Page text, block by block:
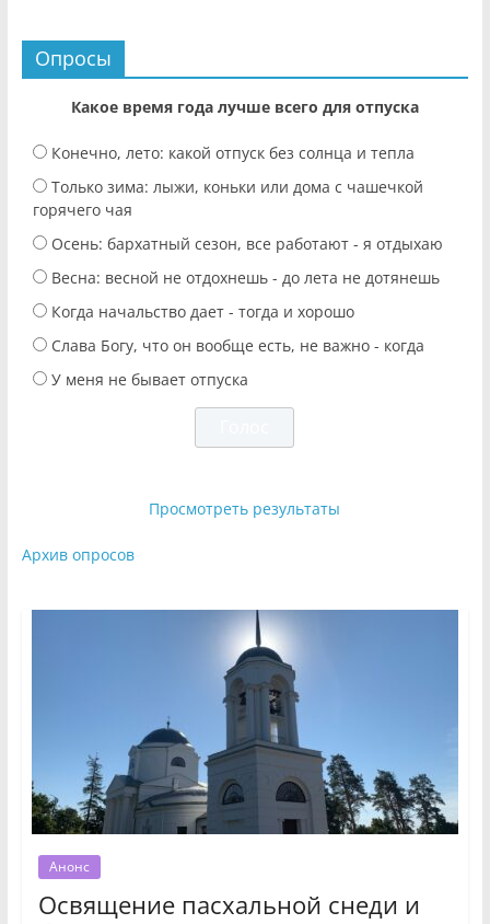
Опросы
Какое время года лучше всего для отпуска
Конечно, лето: какой отпуск без солнца и тепла
Только зима: лыжи, коньки или дома с чашечкой
горячего чая
Осень: бархатный сезон, все работают - я отдыхаю
Весна: весной не отдохнешь - до лета не дотянешь
Когда начальство дает - тогда и хорошо
Слава Богу, что он вообще есть, не важно - когда
У меня не бывает отпуска
Просмотреть результаты
Архив опросов
Анонс
Освящение пасхальной снеди и